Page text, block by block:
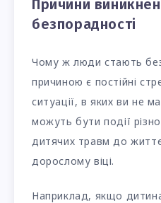
Причини
безпорадності
Чому ж люди стають
причиною є постійні
ситуації, в яких ви не
можуть бути події
дитячих травм до
дорослому віці.
Наприклад, якщо